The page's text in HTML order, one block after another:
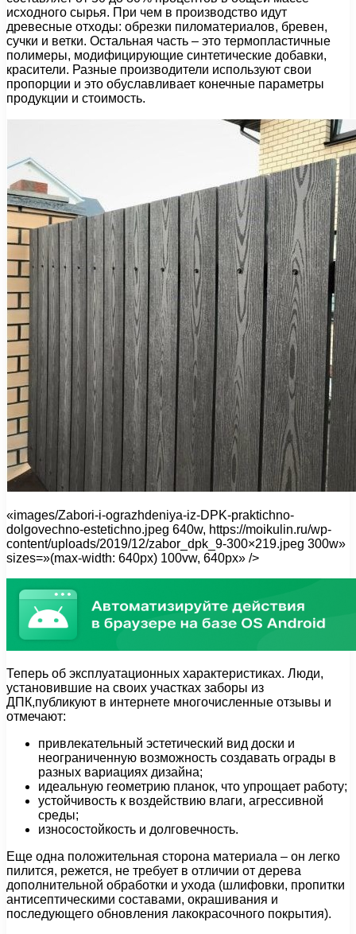
исходного сырья. При чем в производство идут
древесные отходы: обрезки пиломатериалов, бревен,
сучки и ветки. Остальная часть – это термопластичные
полимеры, модифицирующие синтетические добавки,
красители. Разные производители используют свои
пропорции и это обуславливает конечные параметры
продукции и стоимость.
«images/Zabori-i-ograzhdeniya-iz-DPK-praktichno-
dolgovechno-estetichno.jpeg 640w, https://moikulin.ru/wp-
content/uploads/2019/12/zabor_dpk_9-300×219.jpeg 300w»
sizes=»(max-width: 640px) 100vw, 640px» />
Теперь об эксплуатационных характеристиках. Люди,
установившие на своих участках заборы из
ДПК,публикуют в интернете многочисленные отзывы и
отмечают:
привлекательный эстетический вид доски и
неограниченную возможность создавать ограды в
разных вариациях дизайна;
идеальную геометрию планок, что упрощает работу;
устойчивость к воздействию влаги, агрессивной
среды;
износостойкость и долговечность.
Еще одна положительная сторона материала – он легко
пилится, режется, не требует в отличии от дерева
дополнительной обработки и ухода (шлифовки, пропитки
антисептическими составами, окрашивания и
последующего обновления лакокрасочного покрытия).